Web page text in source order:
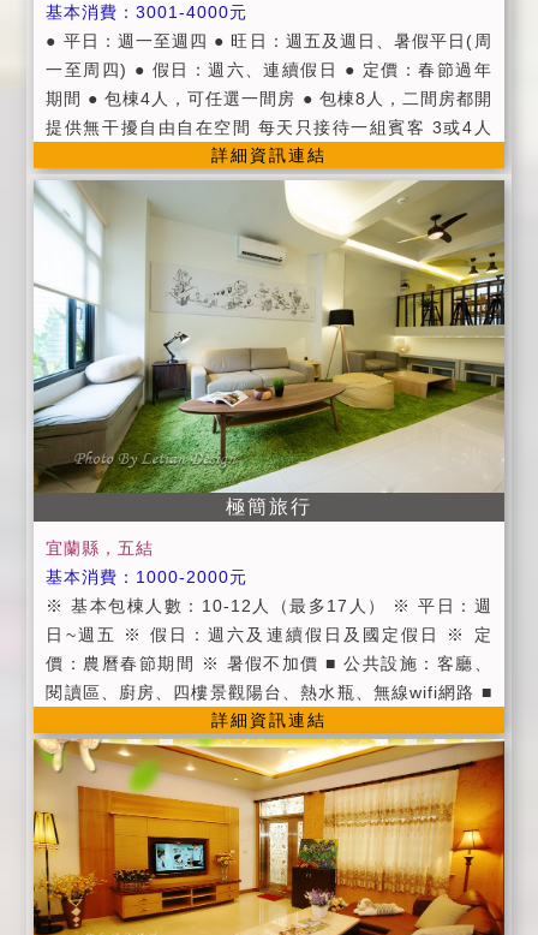
基本消費：3001-4000元
● 平日：週一至週四 ● 旺日：週五及週日、暑假平日(周
一至周四) ● 假日：週六、連續假日 ● 定價：春節過年
期間 ● 包棟4人，可任選一間房 ● 包棟8人，二間房都開
提供無干擾自由自在空間 每天只接待一組賓客 3或4人
小家庭就可以享受包棟喔! 以親民化的住房價格、享受5
星級住房設備，與家人共度浪漫歡樂假期。 VIP級專屬
遊戲區有手作繪製動物、汽球..等圖畫，(含卡通造型溜
滑梯組、室內盪鞦韆、電動玩具機車、積木、球池)可以
真正享受渡假生活，即使下雨天住房也不無聊喔! 歡迎來
渡假親身夢幻體驗。 包棟開放廚房，可煮火鍋。(不開放
烤肉喔!)
詳細資訊連結
極簡旅行
宜蘭縣，五結
基本消費：1000-2000元
※ 基本包棟人數：10-12人（最多17人） ※ 平日：週
日~週五 ※ 假日：週六及連續假日及國定假日 ※ 定
價：農曆春節期間 ※ 暑假不加價 ■ 公共設施：客廳、
閱讀區、廚房、四樓景觀陽台、熱水瓶、無線wifi網路 ■
茶包/咖啡包/礦泉水 ■ 提供第四台有線頻道電視。 ■ 提
供旅遊資訊服務。 ■ 因為工作因素無法提供早餐，因此
在房價上特別回饋給大家! ■ 進房時間：當日下午15:00
以後；退房時間：翌日上午11:00以前。 ■ 入住時請記
得出示您的證件，以便我們登記，在辦理登記的同時，
也請您將住宿費一併繳交。 ■ 為維護住宿環境，室內請
勿吸煙，不便處請見諒。 ■ 為維護住宿安寧，請每位遊
客保持輕聲細語，相互尊重住宿空間上的安寧。 ■ 個人
詳細資訊連結